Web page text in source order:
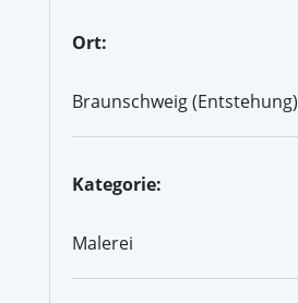
Ort:
Braunschweig (Entstehung)
Kategorie:
Malerei